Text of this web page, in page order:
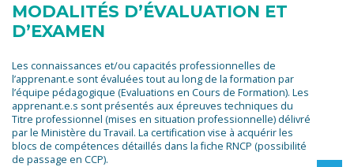
MODALITÉS D’ÉVALUATION ET
D’EXAMEN
Les connaissances et/ou capacités professionnelles de
l’apprenant.e sont évaluées tout au long de la formation par
l’équipe pédagogique (Evaluations en Cours de Formation). Les
apprenant.e.s sont présentés aux épreuves techniques du
Titre professionnel (mises en situation professionnelle) délivré
par le Ministère du Travail. La certification vise à acquérir les
blocs de compétences détaillés dans la fiche RNCP (possibilité
de passage en CCP).